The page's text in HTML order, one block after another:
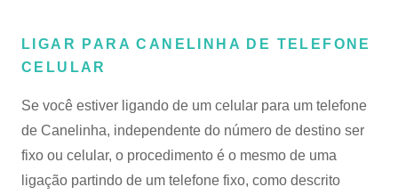
LIGAR PARA CANELINHA DE TELEFONE
CELULAR
Se você estiver ligando de um celular para um telefone
de Canelinha, independente do número de destino ser
fixo ou celular, o procedimento é o mesmo de uma
ligação partindo de um telefone fixo, como descrito